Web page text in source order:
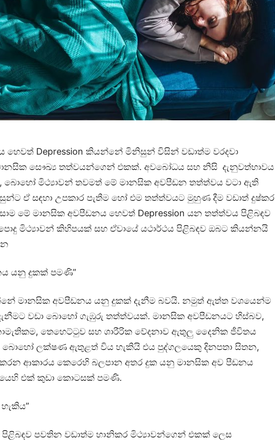
හෙවත් Depression කියන්නේ මිනිසුන් විසින් වඩාත්ම වරදවා
සෞඛ්‍ය තත්වයන්ගෙන් එකක්. අවබෝධය සහ නිසි දැනුවත්භාවය
බොහෝ මිථ්‍යාවන් තවමත් මේ මානසික අවපීඩන තත්ත්වය වටා ඇති
ඒ සඳහා උපකාර පැතීම හෝ එම තත්ත්වයට මුහුණ දීම වඩාත් දුෂ්කර
මේ මානසික අවපීඩනය හෙවත් Depression යන තත්ත්වය පිළිබඳව
මිථ්‍යාවන් කිහිපයක් සහ ඒවායේ යථාර්ථය පිළිබඳව ඔබට කියන්නයි
යනු දුකක් පමණි”
මානසික අවපීඩනය යනු දුකක් දැනීම බවයි. නමුත් ඇත්ත වශයෙන්ම
වඩා බොහෝ ගැඹුරු තත්ත්වයක්. මානසික අවපීඩනයට හිස්බව,
තෙහෙට්ටුව සහ ශාරීරික වේදනාව ඇතුලු දෛනික ජීවිතය
බොහෝ ලක්ෂණ ඇතුළත් විය හැකියි එය පුද්ගලයෙකු දිනපතා සිතන,
කරන ආකාරය කෙරෙහි බලපාන අතර දුක යනු මානසික අව පීඩනය
එක් කුඩා කොටසක් පමණි.
පිළිබඳව පවතින වඩාත්ම හානිකර මිථ්‍යාවන්ගෙන් එකක් ලෙස